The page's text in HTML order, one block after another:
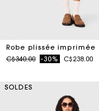
Robe plissée imprimée
Price reduced from
C$340.00to-30% C$238.00
SOLDES